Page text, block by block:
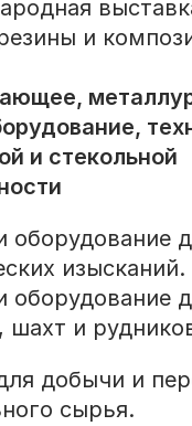
и
и стекольной
изысканий.
шахт и
добычи и
сырья.